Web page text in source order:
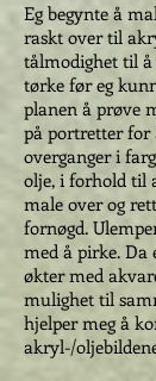
Eg begynte å
raskt over til
tålmodighet til å
tørke før eg
planen å prøve
på portretter
overganger i
olje, i forhold til
male over og
fornøgd.
med å pirke. Da
økter med
mulighet til
hjelper meg å
akryl-/